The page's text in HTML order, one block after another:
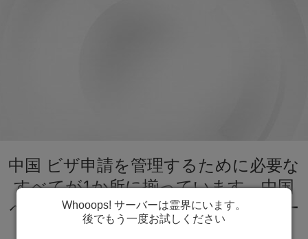
中国 ビザ申請を管理するために必要な
すべてが1か所に揃っています。中国
へのビザ申請プロセスをスピーディー
に進めましょう。
Whooops! サーバーは霊界にいます。
後でもう一度お試しください